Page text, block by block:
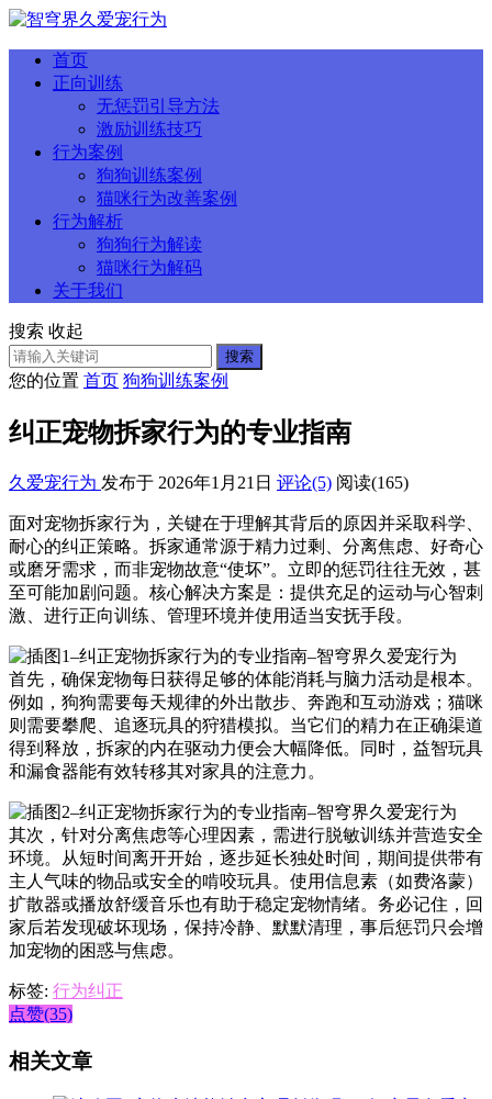
首页
正向训练
无惩罚引导方法
激励训练技巧
行为案例
狗狗训练案例
猫咪行为改善案例
行为解析
狗狗行为解读
猫咪行为解码
关于我们
搜索 收起
搜索
您的位置 首页 狗狗训练案例
纠正宠物拆家行为的专业指南
久爱宠行为 发布于 2026年1月21日 评论(5) 阅读(165)
面对宠物拆家行为，关键在于理解其背后的原因并采取科学、
耐心的纠正策略。拆家通常源于精力过剩、分离焦虑、好奇心
或磨牙需求，而非宠物故意“使坏”。立即的惩罚往往无效，甚
至可能加剧问题。核心解决方案是：提供充足的运动与心智刺
激、进行正向训练、管理环境并使用适当安抚手段。
首先，确保宠物每日获得足够的体能消耗与脑力活动是根本。
例如，狗狗需要每天规律的外出散步、奔跑和互动游戏；猫咪
则需要攀爬、追逐玩具的狩猎模拟。当它们的精力在正确渠道
得到释放，拆家的内在驱动力便会大幅降低。同时，益智玩具
和漏食器能有效转移其对家具的注意力。
其次，针对分离焦虑等心理因素，需进行脱敏训练并营造安全
环境。从短时间离开开始，逐步延长独处时间，期间提供带有
主人气味的物品或安全的啃咬玩具。使用信息素（如费洛蒙）
扩散器或播放舒缓音乐也有助于稳定宠物情绪。务必记住，回
家后若发现破坏现场，保持冷静、默默清理，事后惩罚只会增
加宠物的困惑与焦虑。
标签: 行为纠正
点赞(35)
相关文章